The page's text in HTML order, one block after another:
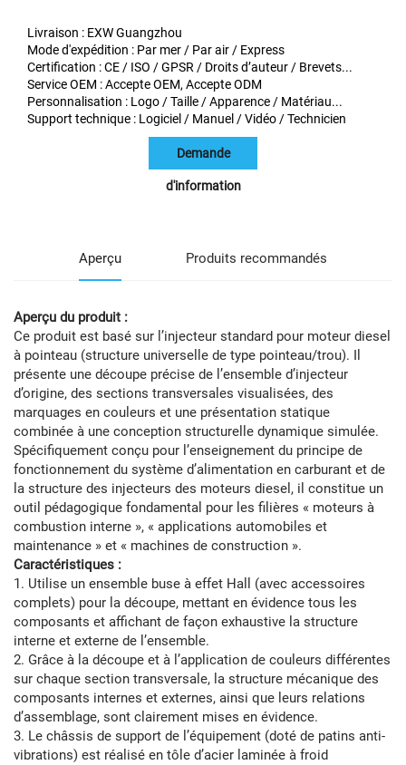
Livraison : EXW Guangzhou
Mode d'expédition : Par mer / Par air / Express
Certification : CE / ISO / GPSR / Droits d’auteur / Brevets...
Service OEM : Accepte OEM, Accepte ODM
Personnalisation : Logo / Taille / Apparence / Matériau...
Support technique : Logiciel / Manuel / Vidéo / Technicien
Demande
d'information
Aperçu Produits recommandés
Aperçu du produit :
Ce produit est basé sur l’injecteur standard pour moteur diesel
à pointeau (structure universelle de type pointeau/trou). Il
présente une découpe précise de l’ensemble d’injecteur
d’origine, des sections transversales visualisées, des
marquages en couleurs et une présentation statique
combinée à une conception structurelle dynamique simulée.
Spécifiquement conçu pour l’enseignement du principe de
fonctionnement du système d’alimentation en carburant et de
la structure des injecteurs des moteurs diesel, il constitue un
outil pédagogique fondamental pour les filières « moteurs à
combustion interne », « applications automobiles et
maintenance » et « machines de construction ».
Caractéristiques :
1. Utilise un ensemble buse à effet Hall (avec accessoires
complets) pour la découpe, mettant en évidence tous les
composants et affichant de façon exhaustive la structure
interne et externe de l’ensemble.
2. Grâce à la découpe et à l’application de couleurs différentes
sur chaque section transversale, la structure mécanique des
composants internes et externes, ainsi que leurs relations
d’assemblage, sont clairement mises en évidence.
3. Le châssis de support de l’équipement (doté de patins anti-
vibrations) est réalisé en tôle d’acier laminée à froid